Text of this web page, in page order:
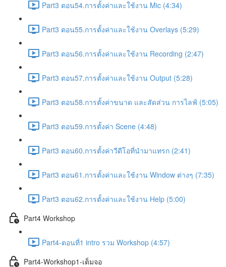
Part3 ตอน54.การตั้งค่าและใช้งาน Mic (4:34)
Part3 ตอน55.การตั้งค่าและใช้งาน Overlays (5:29)
Part3 ตอน56.การตั้งค่าและใช้งาน Recording (2:47)
Part3 ตอน57.การตั้งค่าและใช้งาน Output (5:28)
Part3 ตอน58.การตั้งค่าขนาด และสัดส่วน การไลฟ์ (5:05)
Part3 ตอน59.การตั้งค่า Scene (4:48)
Part3 ตอน60.การตั้งค่าวีดีโอที่นำมาแทรก (2:41)
Part3 ตอน61.การตั้งค่าและใช้งาน Window ต่างๆ (7:35)
Part3 ตอน62.การตั้งค่าและใช้งาน Help (5:00)
Part4 Workshop
Part4-ตอนที่1 intro รวม Workshop (4:57)
Part4-Workshop1-เต็มจอ